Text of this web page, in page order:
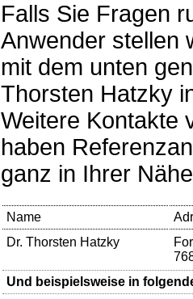
Falls Sie Fragen
Anwender stellen
mit dem unten
Thorsten Hatzky
Weitere Kontakte
haben
ganz in Ihrer
Name
Dr. Thorsten Hatzky
Und beispielsweise in